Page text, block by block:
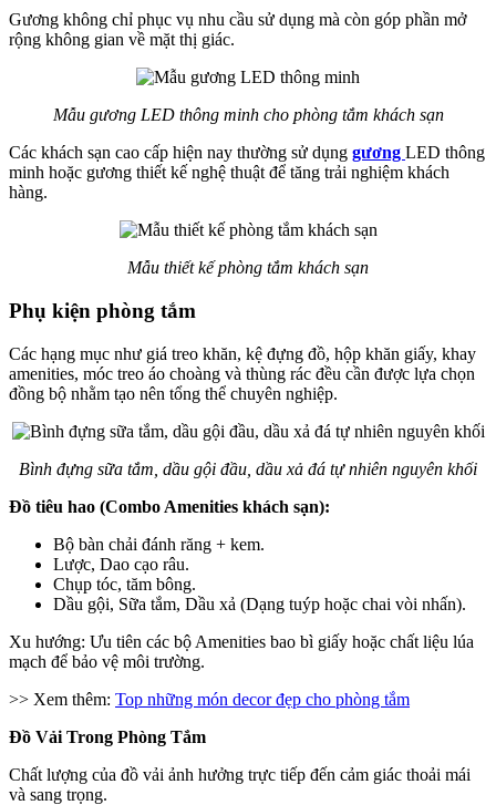
Gương không chỉ phục vụ nhu cầu sử dụng mà còn góp phần mở
rộng không gian về mặt thị giác.
Mẫu gương LED thông minh cho phòng tắm khách sạn
Các khách sạn cao cấp hiện nay thường sử dụng gương LED thông
minh hoặc gương thiết kế nghệ thuật để tăng trải nghiệm khách
hàng.
Mẫu thiết kế phòng tắm khách sạn
Phụ kiện phòng tắm
Các hạng mục như giá treo khăn, kệ đựng đồ, hộp khăn giấy, khay
amenities, móc treo áo choàng và thùng rác đều cần được lựa chọn
đồng bộ nhằm tạo nên tổng thể chuyên nghiệp.
Bình đựng sữa tắm, dầu gội đầu, dầu xả đá tự nhiên nguyên khối
Đồ tiêu hao (Combo Amenities khách sạn):
Bộ bàn chải đánh răng + kem.
Lược, Dao cạo râu.
Chụp tóc, tăm bông.
Dầu gội, Sữa tắm, Dầu xả (Dạng tuýp hoặc chai vòi nhấn).
Xu hướng: Ưu tiên các bộ Amenities bao bì giấy hoặc chất liệu lúa
mạch để bảo vệ môi trường.
>> Xem thêm: Top những món decor đẹp cho phòng tắm
Đồ Vải Trong Phòng Tắm
Chất lượng của đồ vải ảnh hưởng trực tiếp đến cảm giác thoải mái
và sang trọng.